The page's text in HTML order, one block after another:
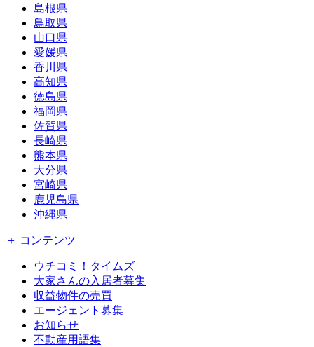
島根県
鳥取県
山口県
愛媛県
香川県
高知県
徳島県
福岡県
佐賀県
長崎県
熊本県
大分県
宮崎県
鹿児島県
沖縄県
＋ コンテンツ
ウチコミ！タイムズ
大家さんの入居者募集
収益物件の売買
エージェント募集
お知らせ
不動産用語集